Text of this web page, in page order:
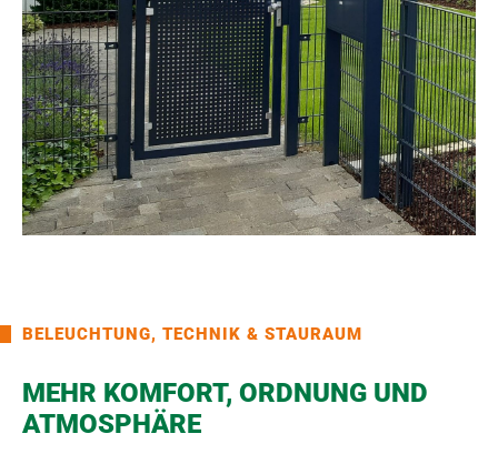
BELEUCHTUNG, TECHNIK & STAURAUM
MEHR KOMFORT, ORDNUNG UND
ATMOSPHÄRE